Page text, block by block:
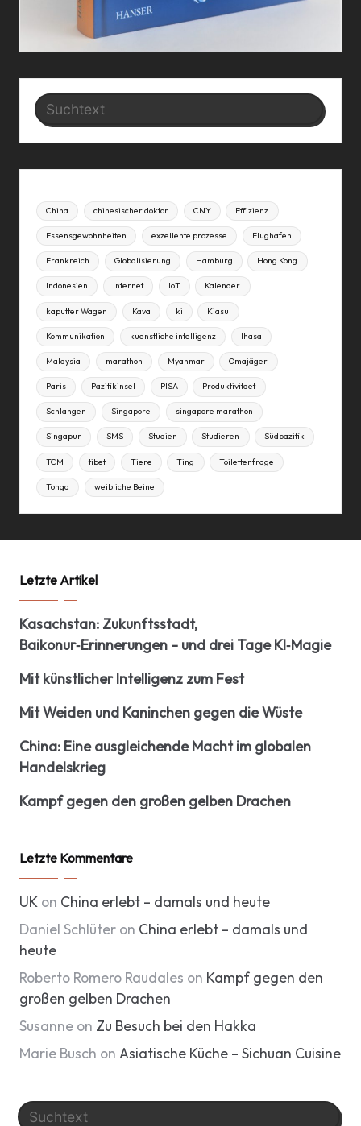
Search
China chinesischer doktor CNY Effizienz
Essensgewohnheiten exzellente prozesse Flughafen
Frankreich Globalisierung Hamburg Hong Kong
Indonesien Internet IoT Kalender
kaputter Wagen Kava ki Kiasu
Kommunikation kuenstliche intelligenz lhasa
Malaysia marathon Myanmar Omajäger
Paris Pazifikinsel PISA Produktivitaet
Schlangen Singapore singapore marathon
Singapur SMS Studien Studieren Südpazifik
TCM tibet Tiere Ting Toilettenfrage
Tonga weibliche Beine
Letzte Artikel
Kasachstan: Zukunftsstadt,
Baikonur‑Erinnerungen – und drei Tage KI‑Magie
Mit künstlicher Intelligenz zum Fest
Mit Weiden und Kaninchen gegen die Wüste
China: Eine ausgleichende Macht im globalen
Handelskrieg
Kampf gegen den großen gelben Drachen
Letzte Kommentare
UK on China erlebt – damals und heute
Daniel Schlüter on China erlebt – damals und
heute
Roberto Romero Raudales on Kampf gegen den
großen gelben Drachen
Susanne on Zu Besuch bei den Hakka
Marie Busch on Asiatische Küche – Sichuan Cuisine
Search